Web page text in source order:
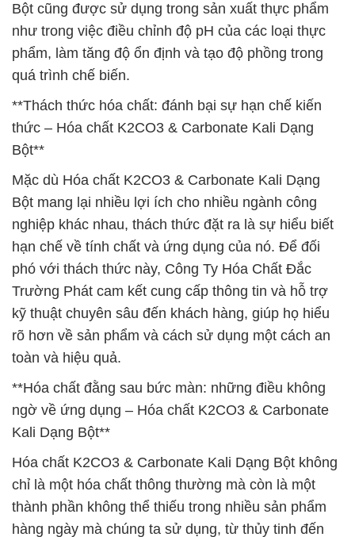
Bột cũng được sử dụng trong sản xuất thực phẩm
như trong việc điều chỉnh độ pH của các loại thực
phẩm, làm tăng độ ổn định và tạo độ phồng trong
quá trình chế biến.
**Thách thức hóa chất: đánh bại sự hạn chế kiến
thức – Hóa chất K2CO3 & Carbonate Kali Dạng
Bột**
Mặc dù Hóa chất K2CO3 & Carbonate Kali Dạng
Bột mang lại nhiều lợi ích cho nhiều ngành công
nghiệp khác nhau, thách thức đặt ra là sự hiểu biết
hạn chế về tính chất và ứng dụng của nó. Để đối
phó với thách thức này, Công Ty Hóa Chất Đắc
Trường Phát cam kết cung cấp thông tin và hỗ trợ
kỹ thuật chuyên sâu đến khách hàng, giúp họ hiểu
rõ hơn về sản phẩm và cách sử dụng một cách an
toàn và hiệu quả.
**Hóa chất đằng sau bức màn: những điều không
ngờ về ứng dụng – Hóa chất K2CO3 & Carbonate
Kali Dạng Bột**
Hóa chất K2CO3 & Carbonate Kali Dạng Bột không
chỉ là một hóa chất thông thường mà còn là một
thành phần không thể thiếu trong nhiều sản phẩm
hàng ngày mà chúng ta sử dụng, từ thủy tinh đến